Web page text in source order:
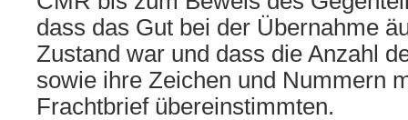
dass das Gut bei der Übernahme
Zustand war und dass die Anzahl
sowie ihre Zeichen und Nummern
Frachtbrief übereinstimmten.